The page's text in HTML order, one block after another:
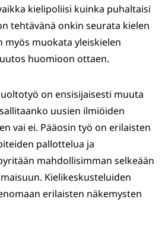
kielipoliisi kuinka puhaltaisi
tehtävänä onkin seurata kielen
myös muokata yleiskielen
huomioon ottaen.
on ensisijaisesti muuta
uusien ilmiöiden
vai ei. Pääosin työ on erilaisten
pallottelua ja
mahdollisimman selkeään
Kielikeskusteluiden
erilaisten näkemysten